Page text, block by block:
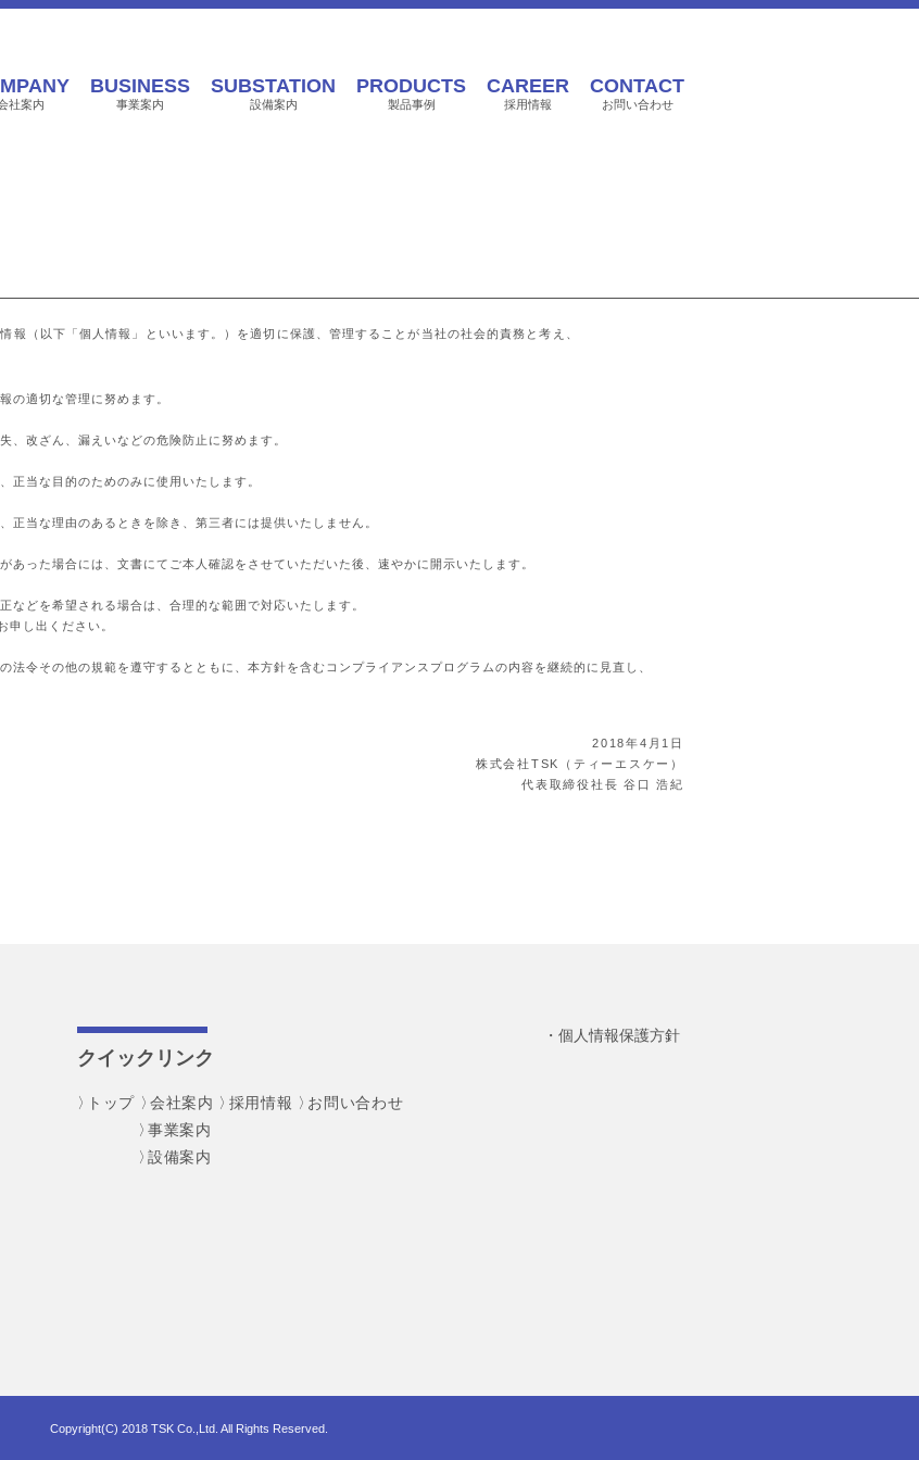
社案内
BUSINESS
事業案内
SUBSTATION
設備案内
PRODUCTS
製品事例
CAREER
採用情報
CONTACT
お問い合わせ
報（以下「個人情報」といいます。）を適切に保護、管理することが当社の社会的責務と考え、
の適切な管理に努めます。
、改ざん、漏えいなどの危険防止に努めます。
正当な目的のためのみに使用いたします。
正当な理由のあるときを除き、第三者には提供いたしません。
あった場合には、文書にてご本人確認をさせていただいた後、速やかに開示いたします。
などを希望される場合は、合理的な範囲で対応いたします。
申し出ください。
法令その他の規範を遵守するとともに、本方針を含むコンプライアンスプログラムの内容を継続的に見直し、
2018年4月1日
株式会社TSK（ティーエスケー）
代表取締役社長 谷口 浩紀
クイックリンク
トップ 会社案内 採用情報
お問い合わせ
事業案内
設備案内
個人情報保護方針
Copyright(C) 2018 TSK Co.,Ltd. All Rights Reserved.